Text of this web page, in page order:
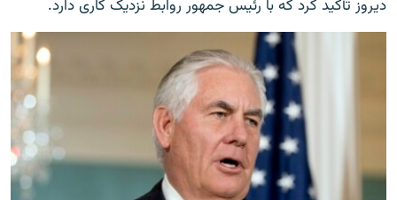
دیروز تأکید کرد که با رئیس جمهور روابط نزدیک کاری دارد.